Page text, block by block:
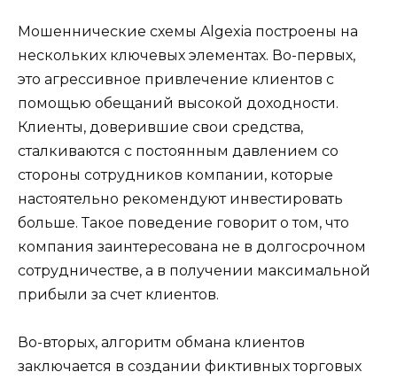
Мошеннические схемы Algexia построены на
нескольких ключевых элементах. Во-первых,
это агрессивное привлечение клиентов с
помощью обещаний высокой доходности.
Клиенты, доверившие свои средства,
сталкиваются с постоянным давлением со
стороны сотрудников компании, которые
настоятельно рекомендуют инвестировать
больше. Такое поведение говорит о том, что
компания заинтересована не в долгосрочном
сотрудничестве, а в получении максимальной
прибыли за счет клиентов.
Во-вторых, алгоритм обмана клиентов
заключается в создании фиктивных торговых